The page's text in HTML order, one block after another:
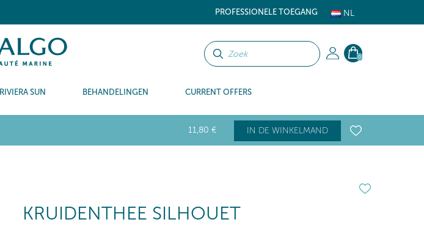
NL
PROFESSIONELE TOEGANG
0
RIVIERA SUN BEHANDELINGEN CURRENT OFFERS
11,80 € IN DE WINKELMAND
KRUIDENTHEE SILHOUET